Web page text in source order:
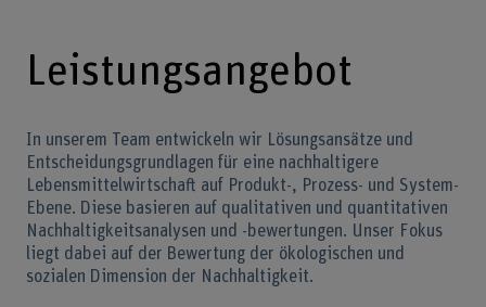
Leistungsangebot
In unserem Team entwickeln wir Lösungsansätze und
Entscheidungsgrundlagen für eine nachhaltigere
Lebensmittelwirtschaft auf Produkt-, Prozess- und System-
Ebene. Diese basieren auf qualitativen und quantitativen
Nachhaltigkeitsanalysen und -bewertungen. Unser Fokus
liegt dabei auf der Bewertung der ökologischen und
sozialen Dimension der Nachhaltigkeit.